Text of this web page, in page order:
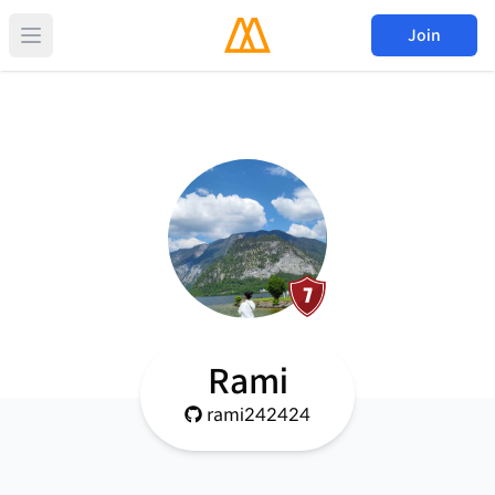
Join
Rami
rami242424